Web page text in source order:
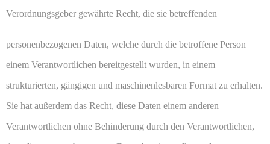
Verordnungsgeber gewährte Recht, die sie betreffenden
personenbezogenen Daten, welche durch die betroffene Person
einem Verantwortlichen bereitgestellt wurden, in einem
strukturierten, gängigen und maschinenlesbaren Format zu erhalten.
Sie hat außerdem das Recht, diese Daten einem anderen
Verantwortlichen ohne Behinderung durch den Verantwortlichen,